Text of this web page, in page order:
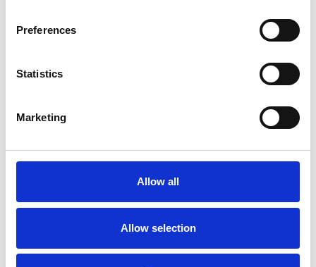
Preferences
Statistics
Marketing
Allow all
Allow selection